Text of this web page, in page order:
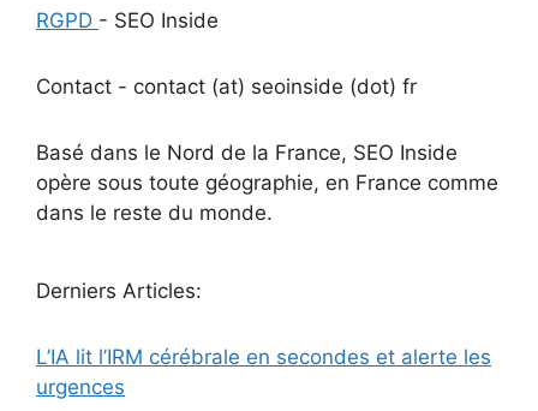
RGPD - SEO Inside
Contact - contact (at) seoinside (dot) fr
Basé dans le Nord de la France, SEO Inside
opère sous toute géographie, en France comme
dans le reste du monde.
Derniers Articles:
L’IA lit l’IRM cérébrale en secondes et alerte les
urgences